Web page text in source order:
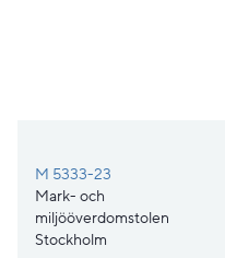
M 5333-23
Mark- och
miljööverdomstolen
Stockholm